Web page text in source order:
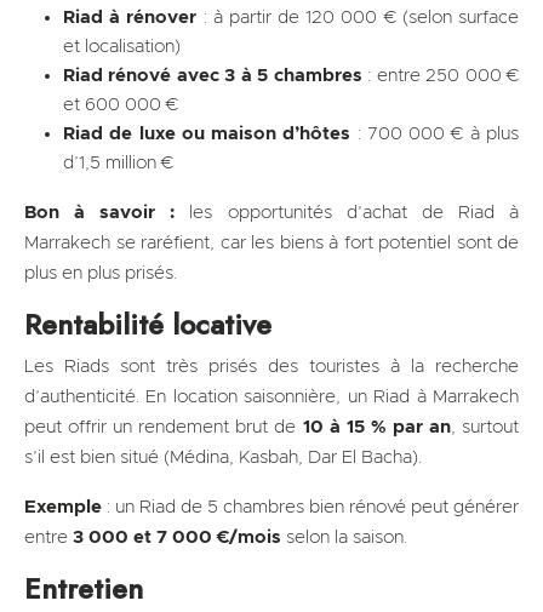
Riad à rénover : à partir de 120 000 € (selon surface
et localisation)
Riad rénové avec 3 à 5 chambres : entre 250 000 €
et 600 000 €
Riad de luxe ou maison d’hôtes : 700 000 € à plus
d’1,5 million €
Bon à savoir : les opportunités d’achat de Riad à
Marrakech se raréfient, car les biens à fort potentiel sont de
plus en plus prisés.
Rentabilité locative
Les Riads sont très prisés des touristes à la recherche
d’authenticité. En location saisonnière, un Riad à Marrakech
peut offrir un rendement brut de 10 à 15 % par an, surtout
s’il est bien situé (Médina, Kasbah, Dar El Bacha).
Exemple : un Riad de 5 chambres bien rénové peut générer
entre 3 000 et 7 000 €/mois selon la saison.
Entretien